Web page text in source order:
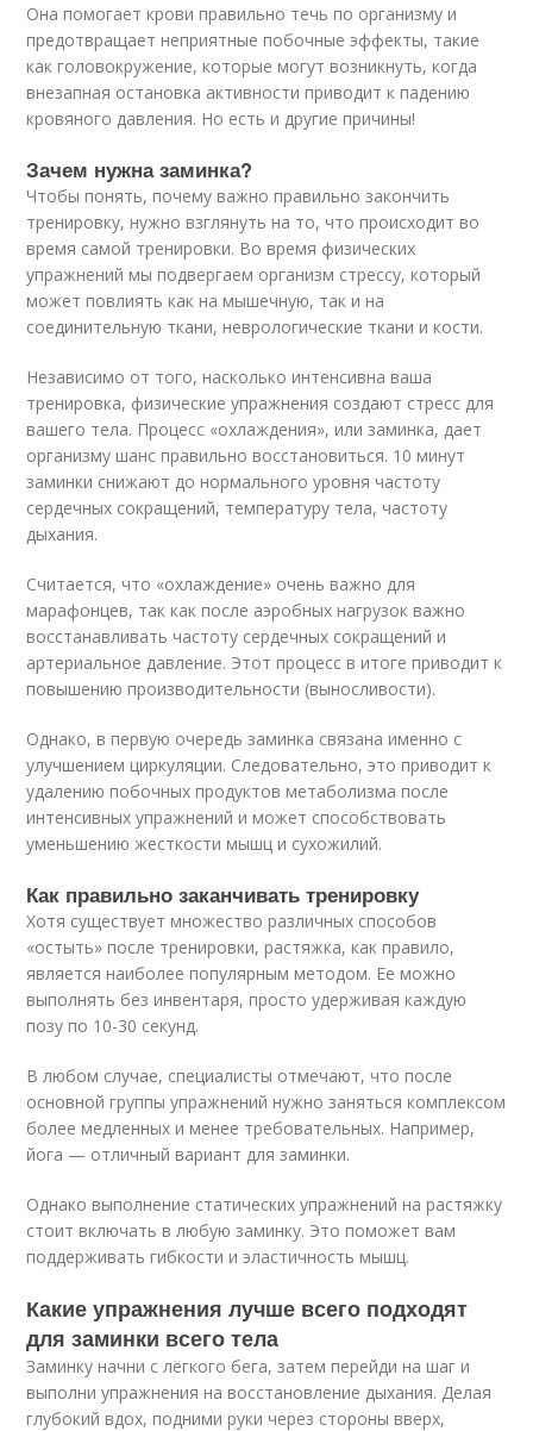
Она помогает крови правильно течь по организму и
предотвращает неприятные побочные эффекты, такие
как головокружение, которые могут возникнуть, когда
внезапная остановка активности приводит к падению
кровяного давления. Но есть и другие причины!
Зачем нужна заминка?
Чтобы понять, почему важно правильно закончить
тренировку, нужно взглянуть на то, что происходит во
время самой тренировки. Во время физических
упражнений мы подвергаем организм стрессу, который
может повлиять как на мышечную, так и на
соединительную ткани, неврологические ткани и кости.
Независимо от того, насколько интенсивна ваша
тренировка, физические упражнения создают стресс для
вашего тела. Процесс «охлаждения», или заминка, дает
организму шанс правильно восстановиться. 10 минут
заминки снижают до нормального уровня частоту
сердечных сокращений, температуру тела, частоту
дыхания.
Считается, что «охлаждение» очень важно для
марафонцев, так как после аэробных нагрузок важно
восстанавливать частоту сердечных сокращений и
артериальное давление. Этот процесс в итоге приводит к
повышению производительности (выносливости).
Однако, в первую очередь заминка связана именно с
улучшением циркуляции. Следовательно, это приводит к
удалению побочных продуктов метаболизма после
интенсивных упражнений и может способствовать
уменьшению жесткости мышц и сухожилий.
Как правильно заканчивать тренировку
Хотя существует множество различных способов
«остыть» после тренировки, растяжка, как правило,
является наиболее популярным методом. Ее можно
выполнять без инвентаря, просто удерживая каждую
позу по 10-30 секунд.
В любом случае, специалисты отмечают, что после
основной группы упражнений нужно заняться комплексом
более медленных и менее требовательных. Например,
йога — отличный вариант для заминки.
Однако выполнение статических упражнений на растяжку
стоит включать в любую заминку. Это поможет вам
поддерживать гибкости и эластичность мышц.
Какие упражнения лучше всего подходят
для заминки всего тела
Заминку начни с лёгкого бега, затем перейди на шаг и
выполни упражнения на восстановление дыхания. Делая
глубокий вдох, подними руки через стороны вверх,